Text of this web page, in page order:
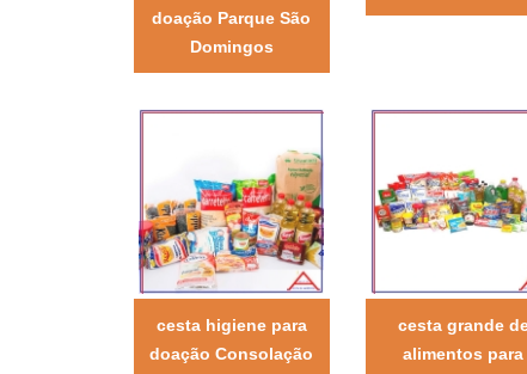
doação Parque São
Domingos
cesta higiene para
doação Consolação
cesta grande
alimentos para